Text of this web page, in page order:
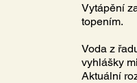
Vytápění
topením.
Voda z
vyhlášky
Aktuální